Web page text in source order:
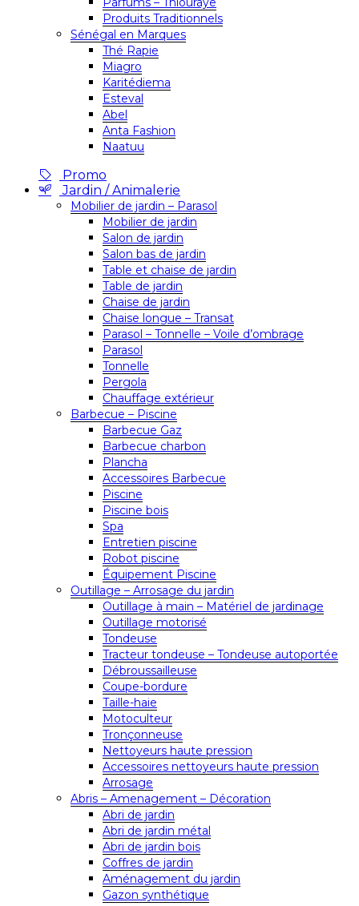
Produits Traditionnels
Sénégal en Marques
Thé Rapie
Miagro
Karitédiema
Esteval
Abel
Anta Fashion
Naatuu
Promo
Jardin / Animalerie
Mobilier de jardin – Parasol
Mobilier de jardin
Salon de jardin
Salon bas de jardin
Table et chaise de jardin
Table de jardin
Chaise de jardin
Chaise longue – Transat
Parasol – Tonnelle – Voile d’ombrage
Parasol
Tonnelle
Pergola
Chauffage extérieur
Barbecue – Piscine
Barbecue Gaz
Barbecue charbon
Plancha
Accessoires Barbecue
Piscine
Piscine bois
Spa
Entretien piscine
Robot piscine
Équipement Piscine
Outillage – Arrosage du jardin
Outillage à main – Matériel de jardinage
Outillage motorisé
Tondeuse
Tracteur tondeuse – Tondeuse autoportée
Débroussailleuse
Coupe-bordure
Taille-haie
Motoculteur
Tronçonneuse
Nettoyeurs haute pression
Accessoires nettoyeurs haute pression
Arrosage
Abris – Amenagement – Décoration
Abri de jardin
Abri de jardin métal
Abri de jardin bois
Coffres de jardin
Aménagement du jardin
Gazon synthétique